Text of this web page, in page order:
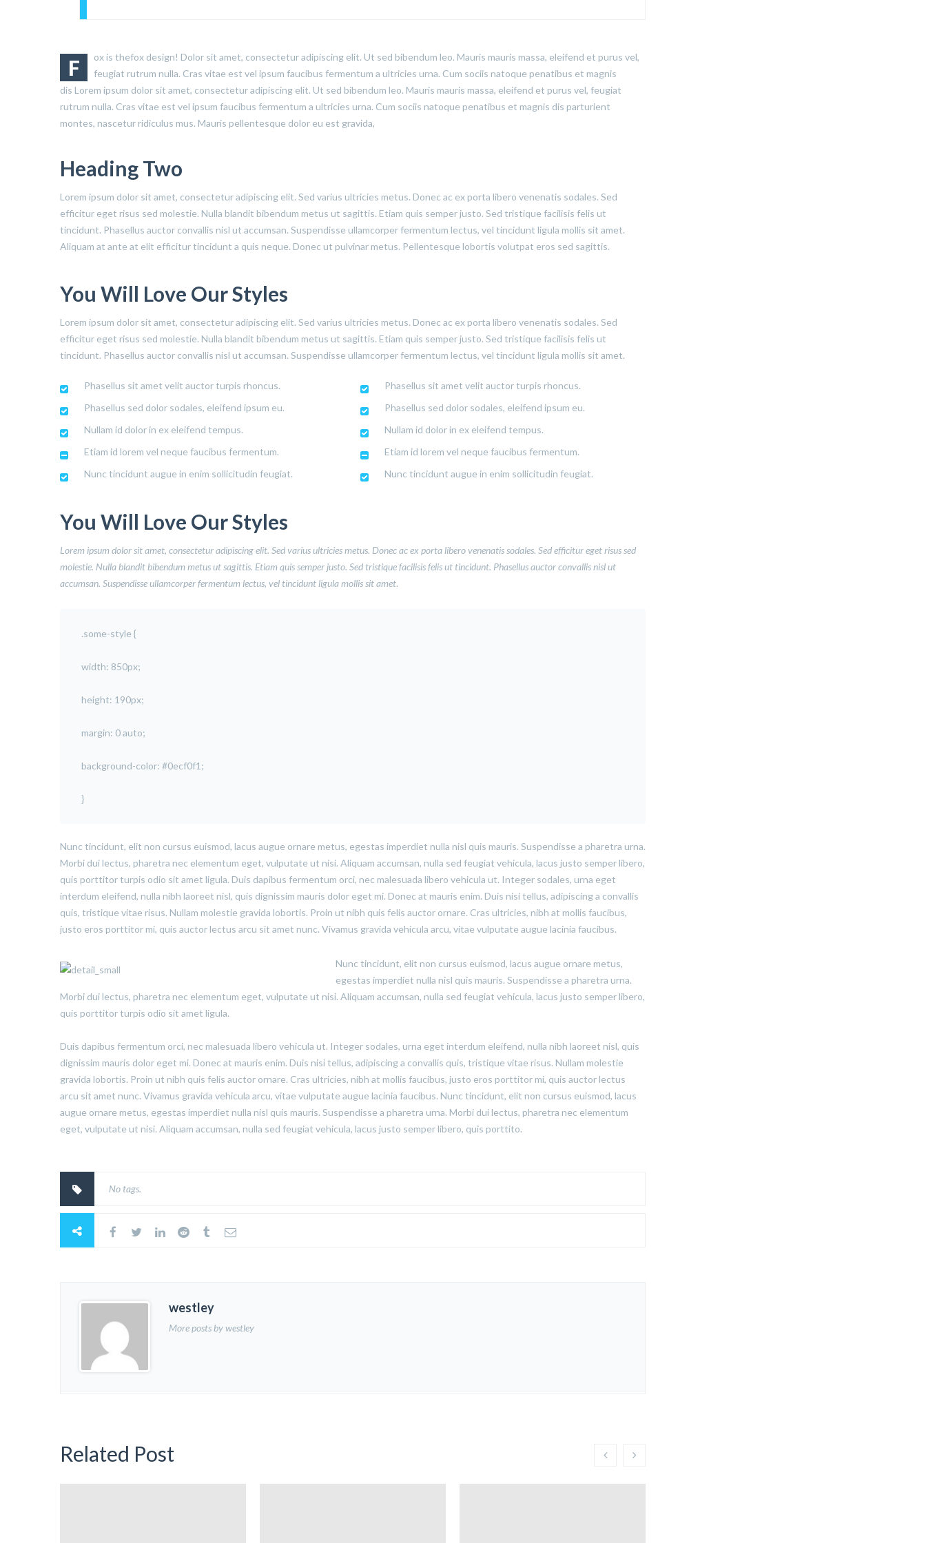
F
ox is thefox design! Dolor sit amet, consectetur adipiscing elit. Ut sed bibendum leo. Mauris mauris massa, eleifend et purus vel,
feugiat rutrum nulla. Cras vitae est vel ipsum faucibus fermentum a ultricies urna. Cum sociis natoque penatibus et magnis
dis Lorem ipsum dolor sit amet, consectetur adipiscing elit. Ut sed bibendum leo. Mauris mauris massa, eleifend et purus vel, feugiat
rutrum nulla. Cras vitae est vel ipsum faucibus fermentum a ultricies urna. Cum sociis natoque penatibus et magnis dis parturient
montes, nascetur ridiculus mus. Mauris pellentesque dolor eu est gravida,
Heading Two
Lorem ipsum dolor sit amet, consectetur adipiscing elit. Sed varius ultricies metus. Donec ac ex porta libero venenatis sodales. Sed
efficitur eget risus sed molestie. Nulla blandit bibendum metus ut sagittis. Etiam quis semper justo. Sed tristique facilisis felis ut
tincidunt. Phasellus auctor convallis nisl ut accumsan. Suspendisse ullamcorper fermentum lectus, vel tincidunt ligula mollis sit amet.
Aliquam at ante at elit efficitur tincidunt a quis neque. Donec ut pulvinar metus. Pellentesque lobortis volutpat eros sed sagittis.
You Will Love Our Styles
Lorem ipsum dolor sit amet, consectetur adipiscing elit. Sed varius ultricies metus. Donec ac ex porta libero venenatis sodales. Sed
efficitur eget risus sed molestie. Nulla blandit bibendum metus ut sagittis. Etiam quis semper justo. Sed tristique facilisis felis ut
tincidunt. Phasellus auctor convallis nisl ut accumsan. Suspendisse ullamcorper fermentum lectus, vel tincidunt ligula mollis sit amet.
Phasellus sit amet velit auctor turpis rhoncus.
Phasellus sed dolor sodales, eleifend ipsum eu.
Nullam id dolor in ex eleifend tempus.
Etiam id lorem vel neque faucibus fermentum.
Nunc tincidunt augue in enim sollicitudin feugiat.
Phasellus sit amet velit auctor turpis rhoncus.
Phasellus sed dolor sodales, eleifend ipsum eu.
Nullam id dolor in ex eleifend tempus.
Etiam id lorem vel neque faucibus fermentum.
Nunc tincidunt augue in enim sollicitudin feugiat.
You Will Love Our Styles
Lorem ipsum dolor sit amet, consectetur adipiscing elit. Sed varius ultricies metus. Donec ac ex porta libero venenatis sodales. Sed efficitur eget risus sed
molestie. Nulla blandit bibendum metus ut sagittis. Etiam quis semper justo. Sed tristique facilisis felis ut tincidunt. Phasellus auctor convallis nisl ut
accumsan. Suspendisse ullamcorper fermentum lectus, vel tincidunt ligula mollis sit amet.
.some-style {
width: 850px;
height: 190px;
margin: 0 auto;
background-color: #0ecf0f1;
}
Nunc tincidunt, elit non cursus euismod, lacus augue ornare metus, egestas imperdiet nulla nisl quis mauris. Suspendisse a pharetra urna.
Morbi dui lectus, pharetra nec elementum eget, vulputate ut nisi. Aliquam accumsan, nulla sed feugiat vehicula, lacus justo semper libero,
quis porttitor turpis odio sit amet ligula. Duis dapibus fermentum orci, nec malesuada libero vehicula ut. Integer sodales, urna eget
interdum eleifend, nulla nibh laoreet nisl, quis dignissim mauris dolor eget mi. Donec at mauris enim. Duis nisi tellus, adipiscing a convallis
quis, tristique vitae risus. Nullam molestie gravida lobortis. Proin ut nibh quis felis auctor ornare. Cras ultricies, nibh at mollis faucibus,
justo eros porttitor mi, quis auctor lectus arcu sit amet nunc. Vivamus gravida vehicula arcu, vitae vulputate augue lacinia faucibus.
Nunc tincidunt, elit non cursus euismod, lacus augue ornare metus,
egestas imperdiet nulla nisl quis mauris. Suspendisse a pharetra urna.
Morbi dui lectus, pharetra nec elementum eget, vulputate ut nisi. Aliquam accumsan, nulla sed feugiat vehicula, lacus justo semper libero,
quis porttitor turpis odio sit amet ligula.
Duis dapibus fermentum orci, nec malesuada libero vehicula ut. Integer sodales, urna eget interdum eleifend, nulla nibh laoreet nisl, quis
dignissim mauris dolor eget mi. Donec at mauris enim. Duis nisi tellus, adipiscing a convallis quis, tristique vitae risus. Nullam molestie
gravida lobortis. Proin ut nibh quis felis auctor ornare. Cras ultricies, nibh at mollis faucibus, justo eros porttitor mi, quis auctor lectus
arcu sit amet nunc. Vivamus gravida vehicula arcu, vitae vulputate augue lacinia faucibus. Nunc tincidunt, elit non cursus euismod, lacus
augue ornare metus, egestas imperdiet nulla nisl quis mauris. Suspendisse a pharetra urna. Morbi dui lectus, pharetra nec elementum
eget, vulputate ut nisi. Aliquam accumsan, nulla sed feugiat vehicula, lacus justo semper libero, quis porttito.
No tags.
westley
More posts by westley
Related Post